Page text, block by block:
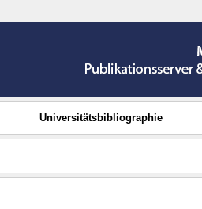
Universitätsbibliographie